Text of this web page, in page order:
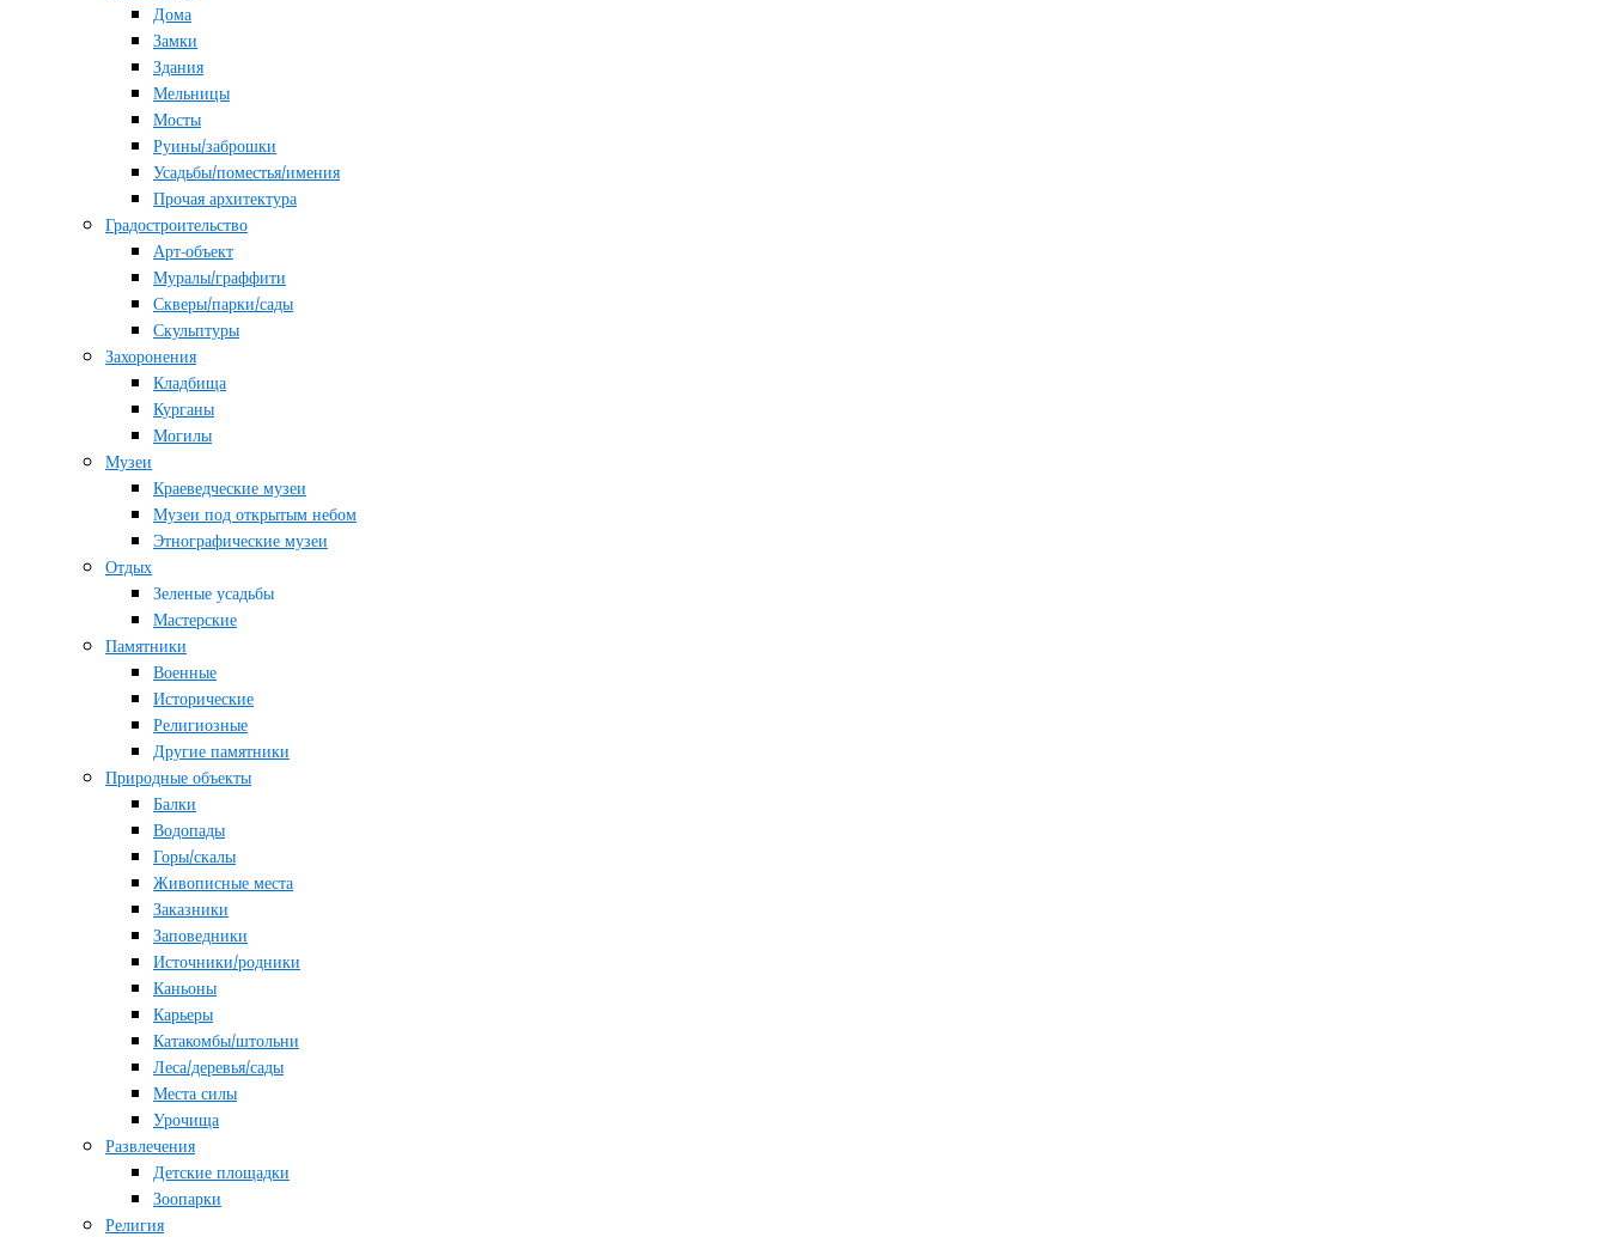
Дома
Замки
Здания
Мельницы
Мосты
Руины/заброшки
Усадьбы/поместья/имения
Прочая архитектура
Градостроительство
Арт-объект
Муралы/граффити
Скверы/парки/сады
Скульптуры
Захоронения
Кладбища
Курганы
Могилы
Музеи
Краеведческие музеи
Музеи под открытым небом
Этнографические музеи
Отдых
Зеленые усадьбы
Мастерские
Памятники
Военные
Исторические
Религиозные
Другие памятники
Природные объекты
Балки
Водопады
Горы/скалы
Живописные места
Заказники
Заповедники
Источники/родники
Каньоны
Карьеры
Катакомбы/штольни
Леса/деревья/сады
Места силы
Урочища
Развлечения
Детские площадки
Зоопарки
Религия